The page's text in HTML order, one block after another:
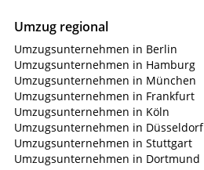
Umzug regional
Umzugsunternehmen in Berlin
Umzugsunternehmen in Hamburg
Umzugsunternehmen in München
Umzugsunternehmen in Frankfurt
Umzugsunternehmen in Köln
Umzugsunternehmen in Düsseldorf
Umzugsunternehmen in Stuttgart
Umzugsunternehmen in Dortmund